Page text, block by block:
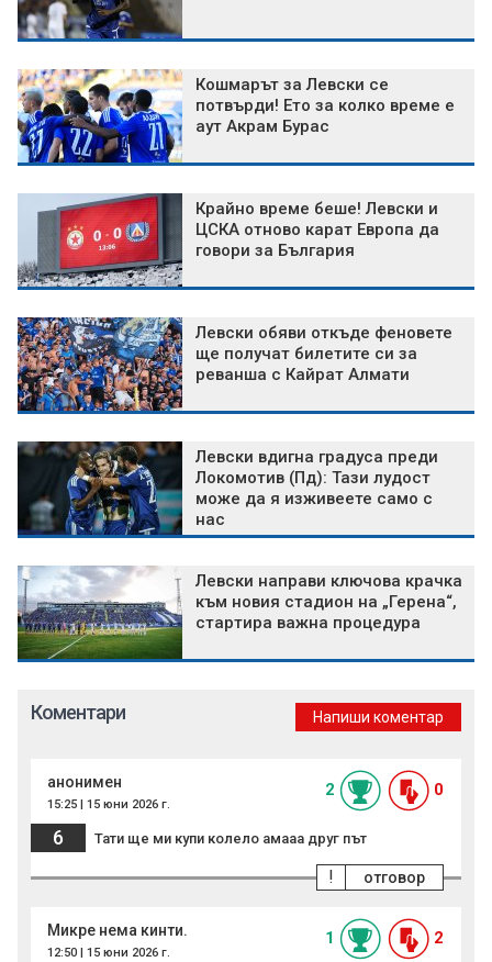
Кошмарът за Левски се
потвърди! Ето за колко време е
аут Акрам Бурас
Крайно време беше! Левски и
ЦСКА отново карат Европа да
говори за България
Левски обяви откъде феновете
ще получат билетите си за
реванша с Кайрат Алмати
Левски вдигна градуса преди
Локомотив (Пд): Тази лудост
може да я изживеете само с
нас
Левски направи ключова крачка
към новия стадион на „Герена“,
стартира важна процедура
Коментари Напиши коментар
анонимен
15:25 | 15 юни 2026 г.
2 0
6 Тати ще ми купи колело амааа друг път
отговор
!
Микре нема кинти.
12:50 | 15 юни 2026 г.
1 2